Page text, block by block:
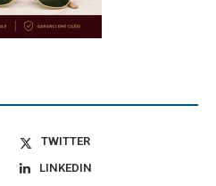
TWITTER
LINKEDIN